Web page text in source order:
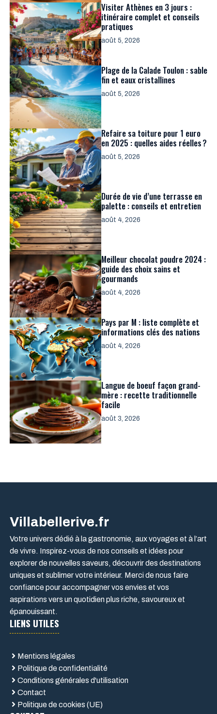
Visiter Athènes en 3 jours :
itinéraire complet et conseils
pratiques
août 5, 2026
Plage de la Calade Toulon : sable
fin et eaux cristallines
août 5, 2026
Refaire sa toiture pour 1 euro
en 2025 : quelles aides réelles ?
août 5, 2026
Durée de vie d’une terrasse en
palette : conseils et entretien
août 4, 2026
Meilleur chocolat poudre 2024 :
guide des choix sains et
gourmands
août 4, 2026
Pays par M : liste complète et
informations clés des nations
août 4, 2026
Langue de boeuf façon grand-
mère : recette traditionnelle
facile
août 3, 2026
Villabellerive.fr
Votre univers dédié à la gastronomie, aux voyages et à l’art
de vivre. Inspirez-vous de nos conseils et idées pour
explorer de nouvelles saveurs, découvrir des destinations
uniques et sublimer votre intérieur. Merci de nous faire
confiance pour accompagner vos envies et vos
aspirations vers un quotidien plus riche, savoureux et
épanouissant.
LIENS UTILES
Mentions légales
Politique de confidentialité
Conditions générales d'utilisation
Contact
Politique de cookies (UE)